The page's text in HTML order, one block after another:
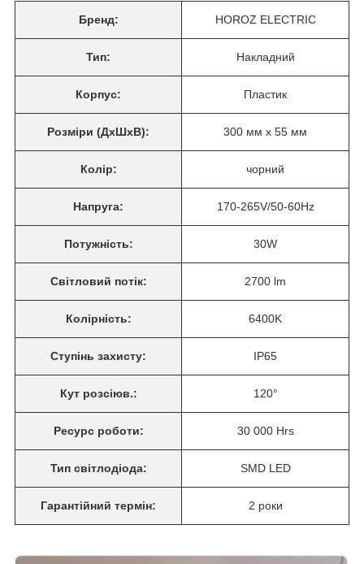
Бренд: HOROZ ELECTRIC
Тип: Накладний
Корпус: Пластик
Розміри (ДхШхВ): 300 мм х 55 мм
Колір: чорний
Напруга: 170-265V/50-60Hz
Потужність: 30W
Світловий потік: 2700 lm
Колірність: 6400K
Ступінь захисту: IP65
Кут розсіюв.: 120°
Ресурс роботи: 30 000 Hrs
Тип світлодіода: SMD LED
Гарантійний термін: 2 роки